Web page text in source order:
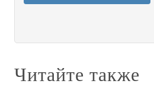
Читайте также